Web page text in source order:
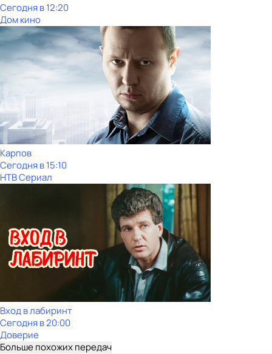
Сегодня в 12:20
Дом кино
Карпов
Сегодня в 15:10
НТВ Сериал
Вход в лабиринт
Сегодня в 20:00
Доверие
Больше похожих передач